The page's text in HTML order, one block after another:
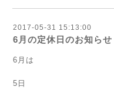
2017-05-31 15:13:00
6月の定休日のお知らせ
6月は
5日